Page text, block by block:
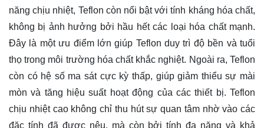
năng chịu nhiệt, Teflon còn nổi bật với tính kháng hóa chất,
không bị ảnh hưởng bởi hầu hết các loại hóa chất mạnh.
Đây là một ưu điểm lớn giúp Teflon duy trì độ bền và tuổi
thọ trong môi trường hóa chất khắc nghiệt. Ngoài ra, Teflon
còn có hệ số ma sát cực kỳ thấp, giúp giảm thiểu sự mài
mòn và tăng hiệu suất hoạt động của các thiết bị. Teflon
chịu nhiệt cao không chỉ thu hút sự quan tâm nhờ vào các
đặc tính đã được nêu, mà còn bởi tính đa năng và khả